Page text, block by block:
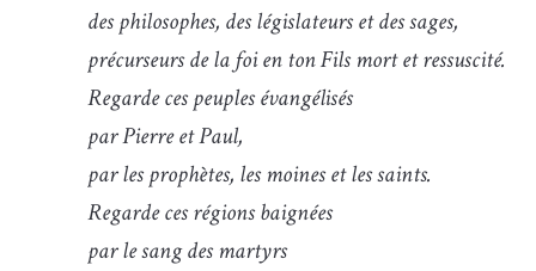
des philosophes, des législateurs et des sages,
précurseurs de la foi en ton Fils mort et ressuscité.
Regarde ces peuples évangélisés
par Pierre et Paul,
par les prophètes, les moines et les saints.
Regarde ces régions baignées
par le sang des martyrs